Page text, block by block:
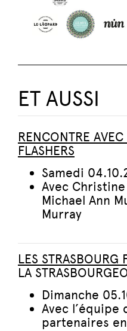
ET AUSSI
RENCONTRE
FLASHERS
Samedi
Avec
Michael Ann
Murray
LES STRASBOURG
LA
Dimanche
Avec l’équipe
partenaires